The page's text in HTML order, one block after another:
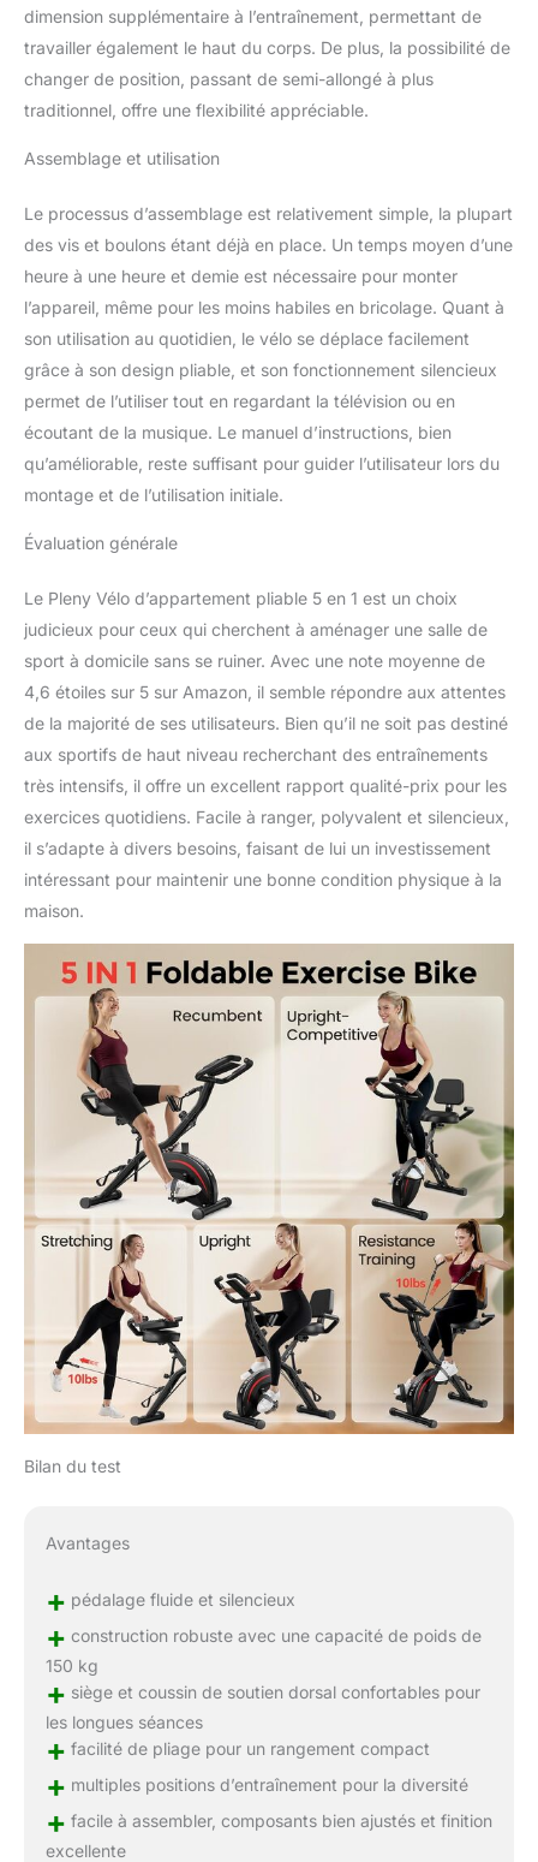
données et la fréquence
cardiaque en temps réel.
Le support de téléphone
permet de regarder des
de fitness relaxante.
Installation rapide et
service après-vente
solide : facile à assembler
avec des instructions
d'installation détaillées et
des vidéos, ce qui le rend
rapide à installer pour les
débutants et les
expérimentés. Nous
vous fournissons
dimension supplémentaire à l’entraînement, permettant de
travailler également le haut du corps. De plus, la possibilité de
changer de position, passant de semi-allongé à plus
traditionnel, offre une flexibilité appréciable.
Assemblage et utilisation
Le processus d’assemblage est relativement simple, la plupart
des vis et boulons étant déjà en place. Un temps moyen d’une
heure à une heure et demie est nécessaire pour monter
l’appareil, même pour les moins habiles en bricolage. Quant à
son utilisation au quotidien, le vélo se déplace facilement
grâce à son design pliable, et son fonctionnement silencieux
permet de l’utiliser tout en regardant la télévision ou en
écoutant de la musique. Le manuel d’instructions, bien
qu’améliorable, reste suffisant pour guider l’utilisateur lors du
montage et de l’utilisation initiale.
Évaluation générale
Le Pleny Vélo d’appartement pliable 5 en 1 est un choix
judicieux pour ceux qui cherchent à aménager une salle de
sport à domicile sans se ruiner. Avec une note moyenne de
4,6 étoiles sur 5 sur Amazon, il semble répondre aux attentes
de la majorité de ses utilisateurs. Bien qu’il ne soit pas destiné
aux sportifs de haut niveau recherchant des entraînements
très intensifs, il offre un excellent rapport qualité-prix pour les
exercices quotidiens. Facile à ranger, polyvalent et silencieux,
il s’adapte à divers besoins, faisant de lui un investissement
intéressant pour maintenir une bonne condition physique à la
maison.
Bilan du test
Avantages
+ pédalage fluide et silencieux
+ construction robuste avec une capacité de poids de
150 kg
+ siège et coussin de soutien dorsal confortables pour
les longues séances
+ facilité de pliage pour un rangement compact
+ multiples positions d’entraînement pour la diversité
+ facile à assembler, composants bien ajustés et finition
excellente